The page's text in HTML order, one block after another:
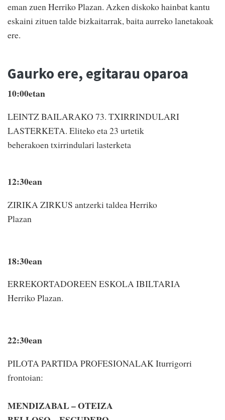
eman zuen Herriko Plazan. Azken diskoko hainbat kantu
eskaini zituen talde bizkaitarrak, baita aurreko lanetakoak
ere.
Gaurko ere, egitarau oparoa
10:00etan
LEINTZ BAILARAKO 73. TXIRRINDULARI
LASTERKETA. Eliteko eta 23 urtetik
beherakoen txirrindulari lasterketa
12:30ean
ZIRIKA ZIRKUS antzerki taldea Herriko
Plazan
18:30ean
ERREKORTADOREEN ESKOLA IBILTARIA
Herriko Plazan.
22:30ean
PILOTA PARTIDA PROFESIONALAK Iturrigorri
frontoian:
MENDIZABAL – OTEIZA